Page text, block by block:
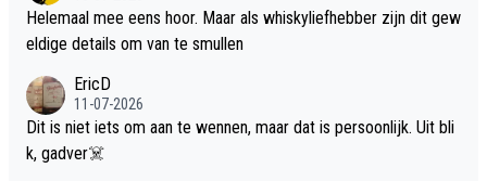
Helemaal mee eens hoor. Maar als whiskyliefhebber zijn dit gew
eldige details om van te smullen
EricD
11-07-2026
Dit is niet iets om aan te wennen, maar dat is persoonlijk. Uit bli
k, gadver☠️